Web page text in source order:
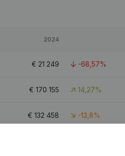
2024
€ 21 249 -68,57%
€ 170 155 14,27%
€ 132 458 -13,8%